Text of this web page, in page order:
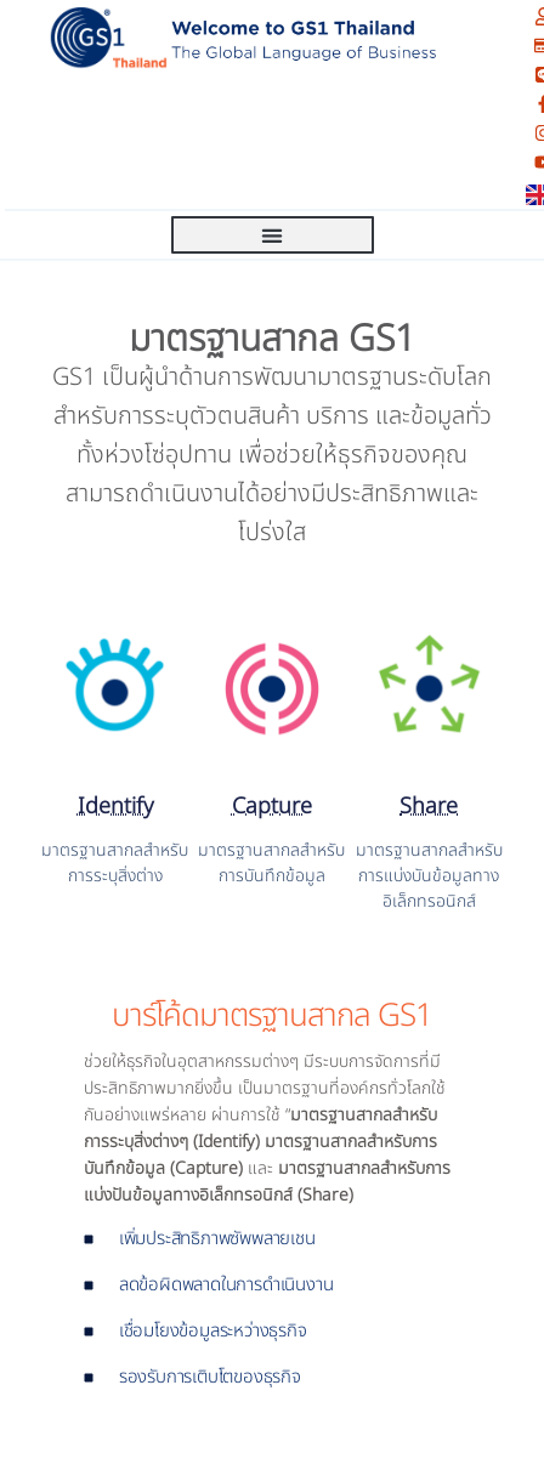
มาตรฐานสากล GS1
GS1 เป็นผู้นำด้านการพัฒนามาตรฐานระดับโลก
สำหรับการระบุตัวตนสินค้า บริการ และข้อมูลทั่ว
ทั้งห่วงโซ่อุปทาน เพื่อช่วยให้ธุรกิจของคุณ
สามารถดำเนินงานได้อย่างมีประสิทธิภาพและ
โปร่งใส
Identify
มาตรฐานสากลสำหรับ
การระบุสิ่งต่าง
Capture
มาตรฐานสากลสำหรับ
การบันทึกข้อมูล
Share
มาตรฐานสากลสำหรับ
การแบ่งบันข้อมูลทาง
อิเล็กทรอนิกส์
บาร์โค้ดมาตรฐานสากล GS1
ช่วยให้ธุรกิจในอุตสาหกรรมต่างๆ มีระบบการจัดการที่มี
ประสิทธิภาพมากยิ่งขึ้น เป็นมาตรฐานที่องค์กรทั่วโลกใช้
กันอย่างแพร่หลาย ผ่านการใช้ “มาตรฐานสากลสำหรับ
การระบุสิ่งต่างๆ (Identify) มาตรฐานสากลสำหรับการ
บันทึกข้อมูล (Capture)และ มาตรฐานสากลสำหรับการ
แบ่งปันข้อมูลทางอิเล็กทรอนิกส์ (Share)
เพิ่มประสิทธิภาพซัพพลายเชน
ลดข้อผิดพลาดในการดำเนินงาน
เชื่อมโยงข้อมูลระหว่างธุรกิจ
รองรับการเติบโตของธุรกิจ